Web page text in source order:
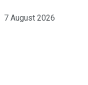
7 August 2026